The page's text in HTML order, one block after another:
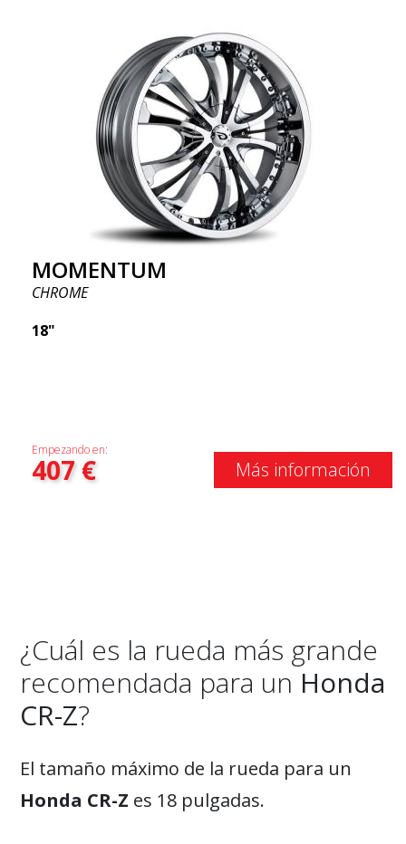
MOMENTUM
CHROME
18"
Empezando en:
407€ Más información
¿Cuál es la rueda más grande
recomendada para un Honda
CR-Z?
El tamaño máximo de la rueda para un
Honda CR-Z es 18 pulgadas.